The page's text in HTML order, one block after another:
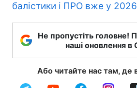
балістики і ПРО вже у
Не пропустіть головне!
наші оновлення в
Або читайте нас там, де